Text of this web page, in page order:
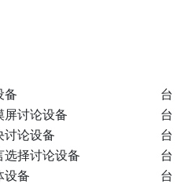
备
台
屏讨论设备
台
讨论设备
台
选择讨论设备
台
设备
台